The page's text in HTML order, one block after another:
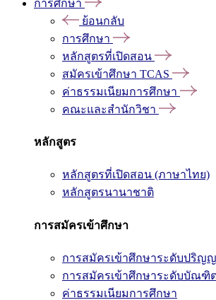
การศึกษา
ย้อนกลับ
การศึกษา
หลักสูตรที่เปิดสอน
สมัครเข้าศึกษา TCAS
ค่าธรรมเนียมการศึกษา
คณะและสำนักวิชา
หลักสูตร
หลักสูตรที่เปิดสอน (ภาษาไทย)
หลักสูตรนานาชาติ
การสมัครเข้าศึกษา
การสมัครเข้าศึกษาระดับปริ
การสมัครเข้าศึกษาระดับบัณฑิ
ค่าธรรมเนียมการศึกษา